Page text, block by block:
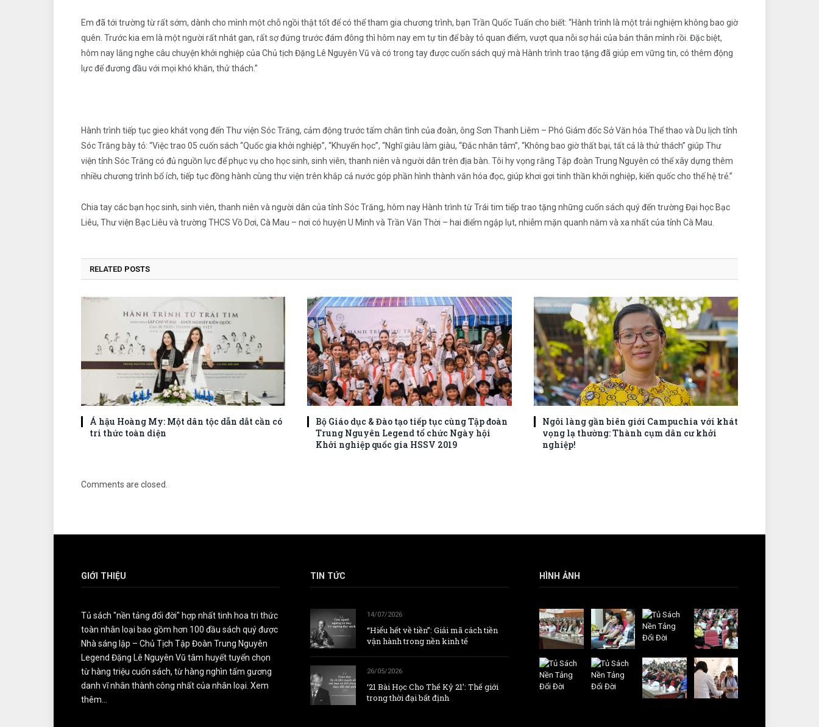
Em đã tới trường từ rất sớm, dành cho mình một chỗ ngồi thật tốt để có thể tham gia chương trình, bạn Trần Quốc Tuấn cho biết: “Hành trình là một trải nghiệm không bao giờ
quên. Trước kia em là một người rất nhát gan, rất sợ đứng trước đám đông thì hôm nay em tự tin để bày tỏ quan điểm, vượt qua nỗi sợ hải của bản thân mình rồi. Đặc biệt,
hôm nay lắng nghe câu chuyện khởi nghiệp của Chủ tịch Đặng Lê Nguyên Vũ và có trong tay được cuốn sách quý mà Hành trình trao tặng đã giúp em vững tin, có thêm động
lực để đương đầu với mọi khó khăn, thử thách.”
Hành trình tiếp tục gieo khát vọng đến Thư viện Sóc Trăng, cảm động trước tấm chân tình của đoàn, ông Sơn Thanh Liêm – Phó Giám đốc Sở Văn hóa Thể thao và Du lịch tỉnh
Sóc Trăng bày tỏ: “Việc trao 05 cuốn sách “Quốc gia khởi nghiệp”, “Khuyến học”, “Nghĩ giàu làm giàu, “Đắc nhân tâm”, “Không bao giờ thất bại, tất cả là thử thách” giúp Thư
viện tỉnh Sóc Trăng có đủ nguồn lực để phục vụ cho học sinh, sinh viên, thanh niên và người dân trên địa bàn. Tôi hy vọng rằng Tập đoàn Trung Nguyên có thể xây dựng thêm
nhiều chương trình bổ ích, tiếp tục đồng hành cùng thư viện trên khắp cả nước góp phần hình thành văn hóa đọc, giúp khơi gợi tinh thần khởi nghiệp, kiến quốc cho thế hệ trẻ.”
Chia tay các bạn học sinh, sinh viên, thanh niên và người dân của tỉnh Sóc Trăng, hôm nay Hành trình từ Trái tim tiếp trao tặng những cuốn sách quý đến trường Đại học Bạc
Liêu, Thư viện Bạc Liêu và trường THCS Vồ Dơi, Cà Mau – nơi có huyện U Minh và Trần Văn Thời – hai điểm ngập lụt, nhiễm mặn quanh năm và xa nhất của tỉnh Cà Mau.
RELATED POSTS
Á hậu Hoàng My: Một dân tộc dẫn dắt cần có
tri thức toàn diện
Bộ Giáo dục & Đào tạo tiếp tục cùng Tập đoàn
Trung Nguyên Legend tổ chức Ngày hội
Khởi nghiệp quốc gia HSSV 2019
Ngôi làng gần biên giới Campuchia với khát
vọng lạ thường: Thành cụm dân cư khởi
nghiệp!
Comments are closed.
GIỚI THIỆU
Tủ sách "nền tảng đổi đời" hợp nhất tinh hoa tri thức
toàn nhân loại bao gồm hơn 100 đầu sách quý được
Nhà sáng lập – Chủ Tịch Tập Đoàn Trung Nguyên
Legend Đặng Lê Nguyên Vũ tâm huyết tuyển chọn
từ hàng triệu cuốn sách, từ hàng nghìn tấm gương
danh vĩ nhân thành công nhất của nhân loại. Xem
thêm...
TIN TỨC
14/07/2026
“Hiểu hết về tiền”: Giải mã cách tiền
vận hành trong nền kinh tế
26/05/2026
‘21 Bài Học Cho Thế Kỷ 21’: Thế giới
trong thời đại bất định
HÌNH ẢNH